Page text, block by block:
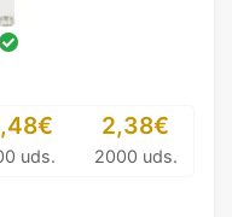
uds.
2,38€
2000 uds.